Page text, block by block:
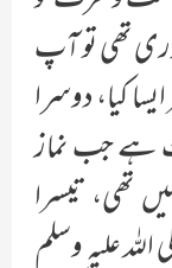
تھی تو آپ
کیا، دوسرا
ہے جب نماز
تھی، تیسرا
علیہ وسلم